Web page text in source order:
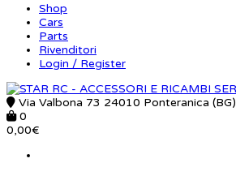
Shop
Cars
Parts
Rivenditori
Login / Register
Via Valbona 73 24010 Ponteranica (BG)
0
0,00€